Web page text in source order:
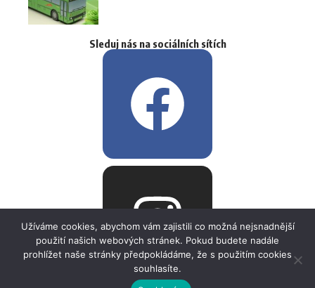
Sleduj nás na sociálních sítích
Užíváme cookies, abychom vám zajistili co možná nejsnadnější
použití našich webových stránek. Pokud budete nadále
prohlížet naše stránky předpokládáme, že s použitím cookies
souhlasíte.